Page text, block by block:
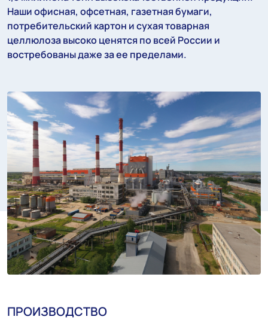
Наши офисная, офсетная, газетная бумаги,
потребительский картон и сухая товарная
целлюлоза высоко ценятся по всей России и
востребованы даже за ее пределами.
ПРОИЗВОДСТВО